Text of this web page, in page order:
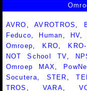
AVRO ,AVROTROS
Feduco
Human HV
Omroep
KRO
NOT School TV
Omroep MAX
Socutera
STER ,
TROS
VARA ,